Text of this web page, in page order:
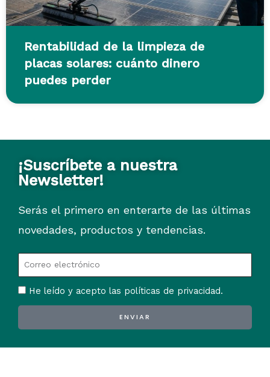
Rentabilidad de la limpieza de
placas solares: cuánto dinero
puedes perder
¡Suscríbete a nuestra
Newsletter!
Serás el primero en enterarte de las últimas
novedades, productos y tendencias.
He leído y acepto las políticas de privacidad.
ENVIAR